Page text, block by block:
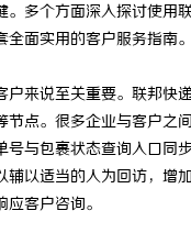
多个方面深入探讨使
全面实用的客户服务指南
来说至关重要。联邦
点。很多企业与客户之
与包裹状态查询入口
以适当的人为回访，
客户咨询。